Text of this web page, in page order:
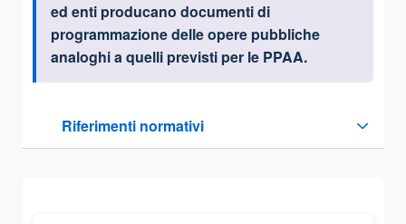
ed enti producano documenti di
programmazione delle opere pubbliche
analoghi a quelli previsti per le PPAA.
Riferimenti normativi
Sezione compressa